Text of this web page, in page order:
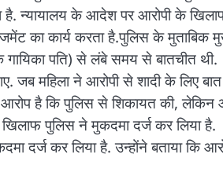
है. न्यायालय के आदेश पर आरोपी के
का कार्य करता है.पुलिस के मुताबिक
गायिका पति) से लंबे समय से बातचीत थी.
जब महिला ने आरोपी से शादी के लिए
आरोप है कि पुलिस से शिकायत की, लेकिन
पुलिस ने मुकदमा दर्ज कर लिया है.
दर्ज कर लिया है. उन्होंने बताया कि